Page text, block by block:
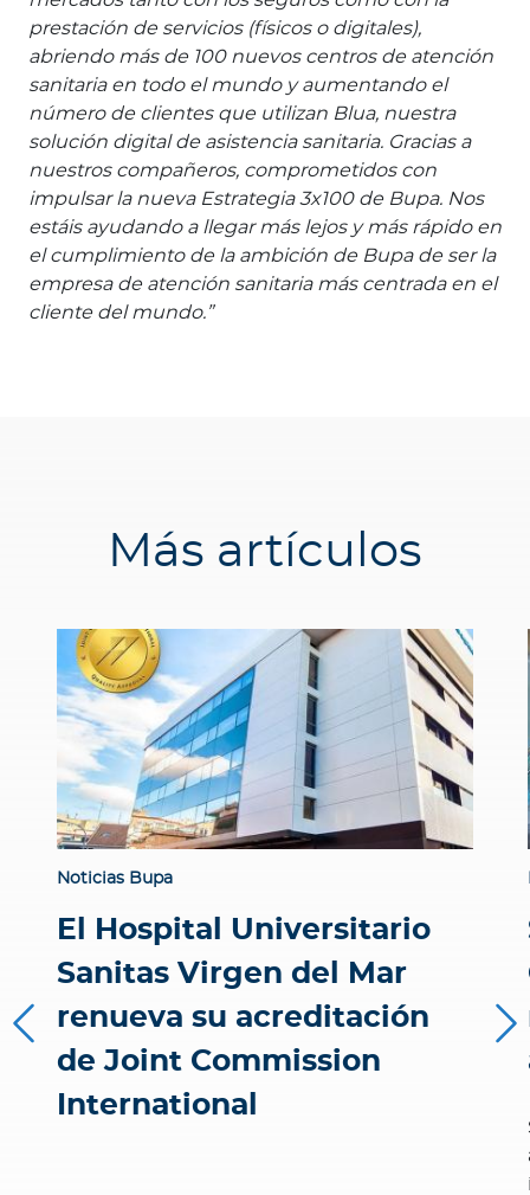
prestación de servicios (físicos o digitales),
abriendo más de 100 nuevos centros de atención
sanitaria en todo el mundo y aumentando el
número de clientes que utilizan Blua, nuestra
solución digital de asistencia sanitaria. Gracias a
nuestros compañeros, comprometidos con
impulsar la nueva Estrategia 3x100 de Bupa. Nos
estáis ayudando a llegar más lejos y más rápido en
el cumplimiento de la ambición de Bupa de ser la
empresa de atención sanitaria más centrada en el
cliente del mundo.”
Más artículos
Noticias Bupa
El Hospital Universitario
Sanitas Virgen del Mar
renueva su acreditación
de Joint Commission
International